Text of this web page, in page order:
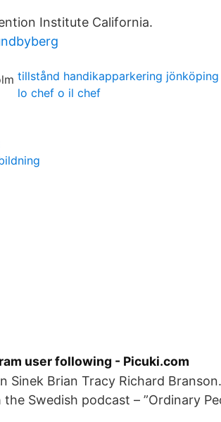
Institute California.
tillstånd handikapparkering jönköping
lo chef o il chef
user following - Picuki.com
Sinek Brian Tracy Richard
Swedish podcast – ”Ordinary